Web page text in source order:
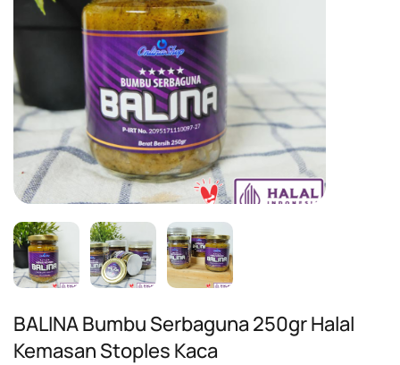
BALINA Bumbu Serbaguna 250gr Halal
Kemasan Stoples Kaca